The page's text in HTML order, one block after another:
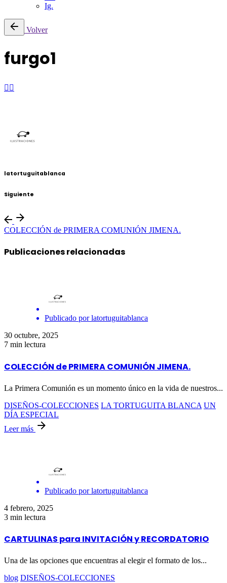
Ig.
Saltar
Volver
furgo1
latortuguitablanca
Siguiente
COLECCIÓN de PRIMERA COMUNIÓN JIMENA.
Publicaciones relacionadas
Publicado por latortuguitablanca
30 octubre, 2025
7 min lectura
COLECCIÓN de PRIMERA COMUNIÓN JIMENA.
La Primera Comunión es un momento único en la vida de nuestros...
DISEÑOS-COLECCIONES LA TORTUGUITA BLANCA UN
DÍA ESPECIAL
Leer más
Publicado por latortuguitablanca
4 febrero, 2025
3 min lectura
CARTULINAS para INVITACIÓN y RECORDATORIO
Una de las opciones que encuentras al elegir el formato de los...
blog DISEÑOS-COLECCIONES